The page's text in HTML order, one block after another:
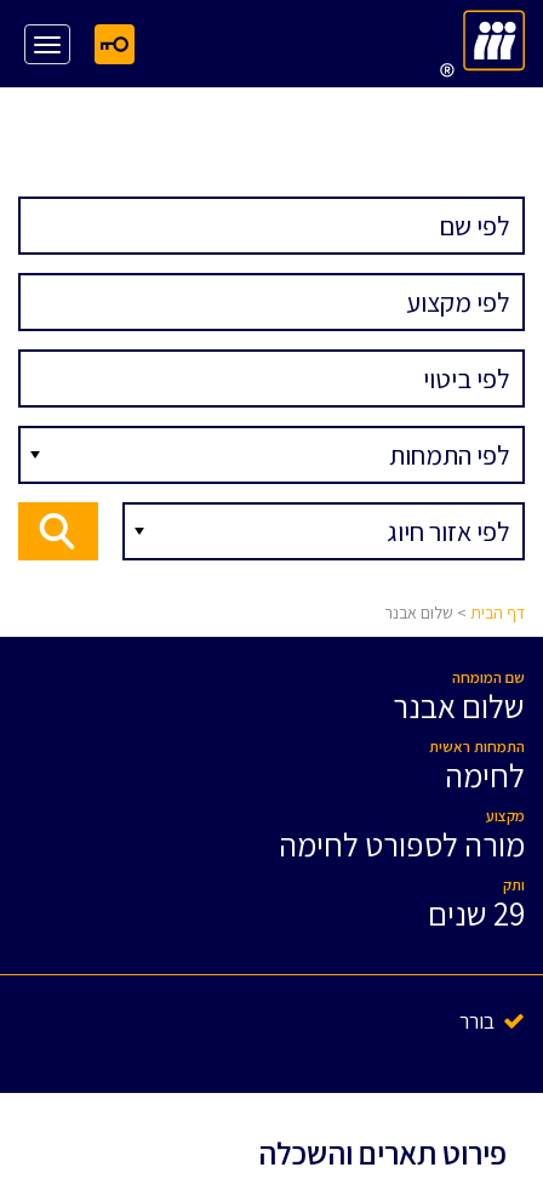
דף הבית > שלום אבנר
שם המומחה
שלום אבנר
התמחות ראשית
לחימה
מקצוע
מורה לספורט לחימה
ותק
29 שנים
בורר
פירוט תארים והשכלה